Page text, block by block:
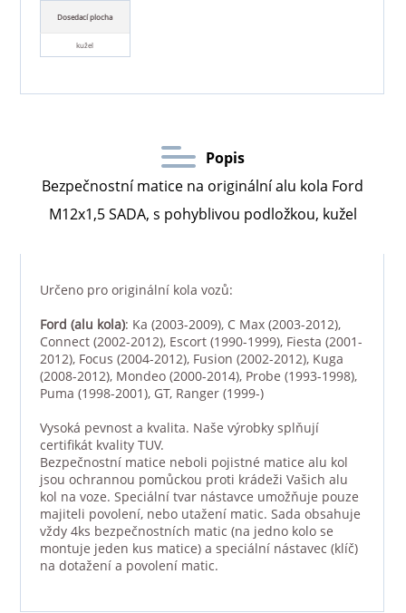
Dosedací plocha
kužel
Popis
Bezpečnostní matice na originální alu kola Ford
M12x1,5 SADA, s pohyblivou podložkou, kužel
Určeno pro originální kola vozů:
Ford (alu kola): Ka (2003-2009), C Max (2003-2012),
Connect (2002-2012), Escort (1990-1999), Fiesta (2001-
2012), Focus (2004-2012), Fusion (2002-2012), Kuga
(2008-2012), Mondeo (2000-2014), Probe (1993-1998),
Puma (1998-2001), GT, Ranger (1999-)
Vysoká pevnost a kvalita. Naše výrobky splňují
certifikát kvality TUV.
Bezpečnostní matice neboli pojistné matice alu kol
jsou ochrannou pomůckou proti krádeži Vašich alu
kol na voze. Speciální tvar nástavce umožňuje pouze
majiteli povolení, nebo utažení matic. Sada obsahuje
vždy 4ks bezpečnostních matic (na jedno kolo se
montuje jeden kus matice) a speciální nástavec (klíč)
na dotažení a povolení matic.